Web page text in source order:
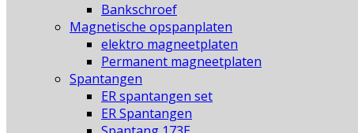
Bankschroef
Magnetische opspanplaten
elektro magneetplaten
Permanent magneetplaten
Spantangen
ER spantangen set
ER Spantangen